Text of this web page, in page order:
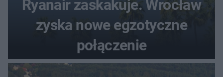
Ryanair zaskakuje. Wrocław
zyska nowe egzotyczne
połączenie